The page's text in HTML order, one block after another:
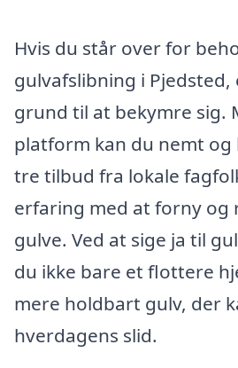
Hvis du står over for
gulvafslibning i
grund til at bekymre sig.
platform kan du nemt
tre tilbud fra lokale
erfaring med at forny og
gulve. Ved at sige ja til
du ikke bare et flottere
mere holdbart gulv, der
hverdagens slid.